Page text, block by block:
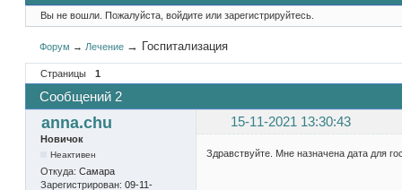
Вы не вошли. Пожалуйста, войдите или зарегистрируйтесь.
Форум → Лечение → Госпитализация
Страницы 1
Сообщений 2
anna.chu 15-11-2021 13:30:43
Новичок
Неактивен
Откуда: Самара
Зарегистрирован: 09-11-
Здравствуйте. Мне назначена дата для